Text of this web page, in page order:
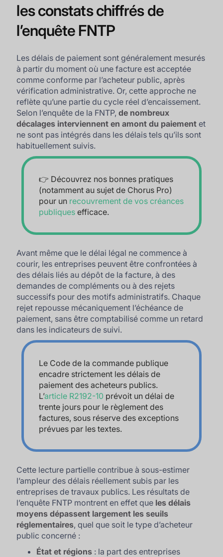
les constats chiffrés de
l’enquête FNTP
Les délais de paiement sont généralement mesurés
à partir du moment où une facture est acceptée
comme conforme par l’acheteur public, après
vérification administrative. Or, cette approche ne
reflète qu’une partie du cycle réel d’encaissement.
Selon l’enquête de la FNTP,de nombreux
décalages interviennent en amont du paiement et
ne sont pas intégrés dans les délais tels qu’ils sont
habituellement suivis.
👉 Découvrez nos bonnes pratiques
(notamment au sujet de Chorus Pro)
pour un recouvrement de vos créances
publiques efficace.
Avant même que le délai légal ne commence à
courir, les entreprises peuvent être confrontées à
des délais liés au dépôt de la facture, à des
demandes de compléments ou à des rejets
successifs pour des motifs administratifs. Chaque
rejet repousse mécaniquement l’échéance de
paiement, sans être comptabilisé comme un retard
dans les indicateurs de suivi.
Le Code de la commande publique
encadre strictement les délais de
paiement des acheteurs publics.
L’article R2192-10 prévoit un délai de
trente jours pour le règlement des
factures, sous réserve des exceptions
prévues par les textes.
Cette lecture partielle contribue à sous-estimer
l’ampleur des délais réellement subis par les
entreprises de travaux publics. Les résultats de
l’enquête FNTP montrent en effet que les délais
moyens dépassent largement les seuils
réglementaires, quel que soit le type d’acheteur
public concerné :
État et régions : la part des entreprises